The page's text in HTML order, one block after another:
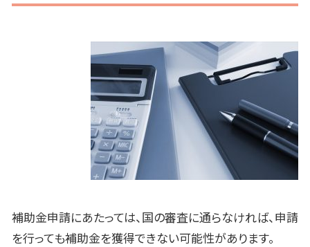
補助金申請にあたっては、国の審査に通らなければ、申請
を行っても補助金を獲得できない可能性があります。